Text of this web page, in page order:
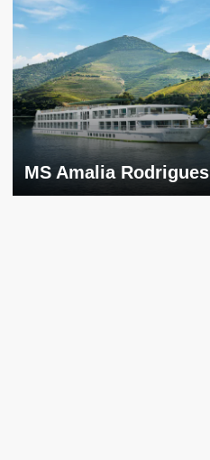
MS Amalia Rodrigues